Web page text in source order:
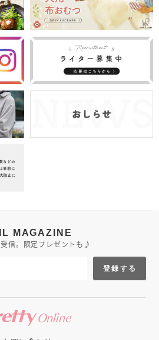
MAGAZINE
信。限定プレゼントも♪
登録する